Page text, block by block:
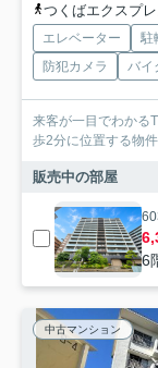
つくばエクスプ
エレベーター 駐
防犯カメラ
バイ
来客が一目でわかる
歩2分に位置する物
販売中の部屋
6
中古マンション